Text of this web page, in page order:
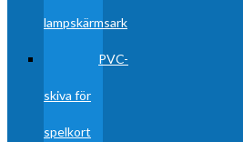
lampskärmsark
PVC-
skiva för
spelkort